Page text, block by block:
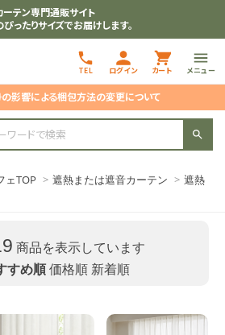
ーテン専門通販サイト
ったりサイズでお届けします。
TEL ログイン カート メニュー
影響による梱包方法の変更について
ェTOP > 遮熱または遮音カーテン > 遮熱
商品を表示しています
すめ順価格順 新着順